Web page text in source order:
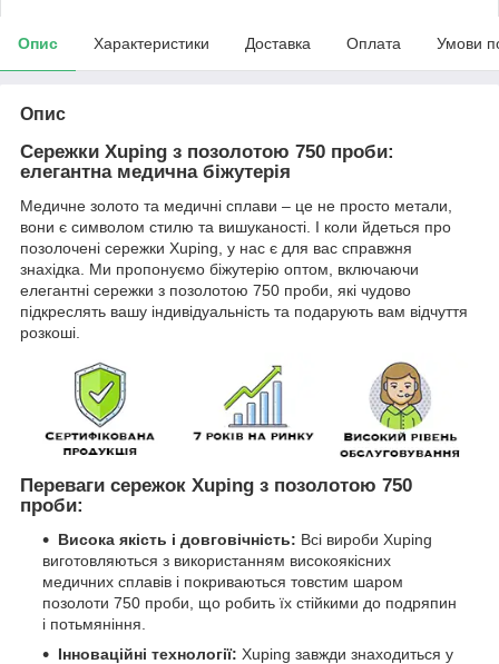
Опис Характеристики Доставка Оплата Умови
Опис
Сережки Xuping з позолотою 750 проби:
елегантна медична біжутерія
Медичне золото та медичні сплави – це не просто метали,
вони є символом стилю та вишуканості. І коли йдеться про
позолочені сережки Xuping, у нас є для вас справжня
знахідка. Ми пропонуємо біжутерію оптом, включаючи
елегантні сережки з позолотою 750 проби, які чудово
підкреслять вашу індивідуальність та подарують вам відчуття
розкоші.
Переваги сережок Xuping з позолотою 750
проби:
Висока якість і довговічність: Всі вироби Xuping
виготовляються з використанням високоякісних
медичних сплавів і покриваються товстим шаром
позолоти 750 проби, що робить їх стійкими до подряпин
і потьмяніння.
Інноваційні технології: Xuping завжди знаходиться у